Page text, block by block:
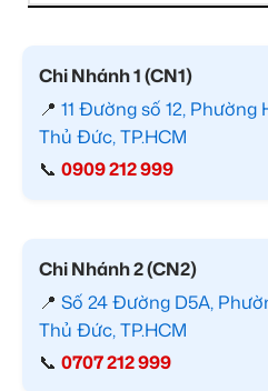
Chi Nhánh 1 (CN1)
📍 11 Đường số 12, Phường
Thủ Đức, TP.HCM
📞 0909 212 999
Chi Nhánh 2 (CN2)
📍 Số 24 Đường D5A,
Thủ Đức, TP.HCM
📞 0707 212 999